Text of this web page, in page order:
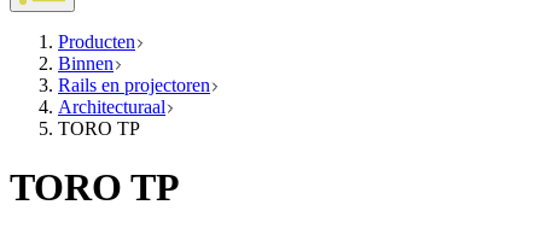
Producten
Binnen
Rails en projectoren
Architecturaal
TORO TP
TORO TP